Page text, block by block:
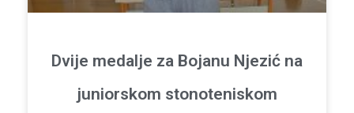
Dvije medalje za Bojanu Njezić na
juniorskom stonoteniskom